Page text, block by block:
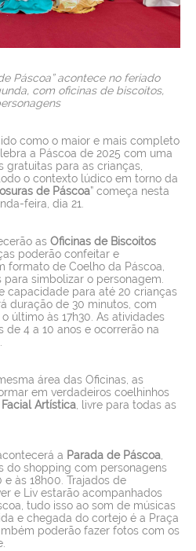
Páscoa” acontece no feriado
com oficinas de biscoitos,
como o maior e mais completo
a Páscoa de 2025 com uma
gratuitas para as crianças,
o contexto lúdico em torno da
de Páscoa” começa nesta
feira, dia 21.
asOficinas de Biscoitos
poderão confeitar e
formato de Coelho da Páscoa,
simbolizar o personagem.
capacidade para até 20 crianças
duração de 30 minutos, com
último às 17h30. As atividades
de 4 a 10 anos e ocorrerão na
área das Oficinas, as
em verdadeiros coelhinhos
Facial Artística, livre para todas as
a Parada de Páscoa,
do shopping com personagens
às 18h00. Trajados de
e Liv estarão acompanhados
tudo isso ao som de músicas
e chegada do cortejo é a Praça
poderão fazer fotos com os